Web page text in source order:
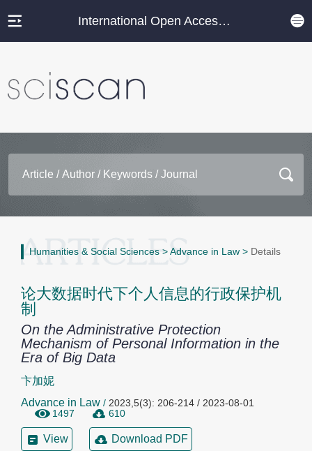
International Open Access Journal Platform
Humanities & Social Sciences >Advance in Law > Details
论大数据时代下个人信息的行政保护机
制
On the Administrative Protection
Mechanism of Personal Information in the
Era of Big Data
卞加妮
Advance in Law / 2023,5(3): 206-214 / 2023-08-01
1497
610
View Download PDF